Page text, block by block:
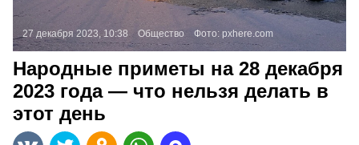
27 декабря 2023, 10:38 Общество Фото: pxhere.com
Народные приметы на 28 декабря
2023 года — что нельзя делать в
этот день